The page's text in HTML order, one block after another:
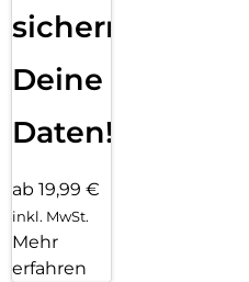
sichern
Deine
Daten!
ab 19,99 €
inkl. MwSt.
Mehr
erfahren